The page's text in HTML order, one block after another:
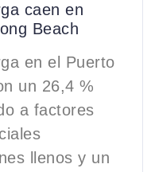
caen en
Beach
en el Puerto
un 26,4 %
a factores
llenos y un